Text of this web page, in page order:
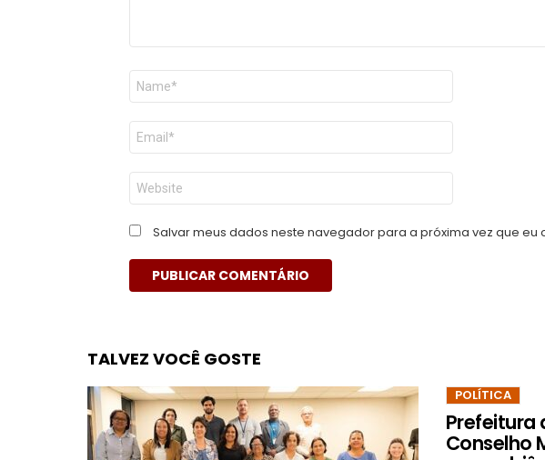
Nome
E-
mail
*
Site
Salvar meus dados neste navegador para a próxima vez que eu
TALVEZ VOCÊ GOSTE
POLÍTICA
Prefeitura
Conselho